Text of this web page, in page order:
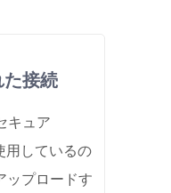
接続
キュア
用しているの
ップロードす